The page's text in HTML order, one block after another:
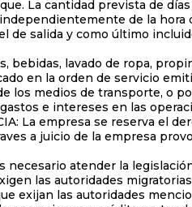
La cantidad prevista de
de la
de salida y como último
bebidas, lavado de ropa,
en la orden de servicio
los medios de transporte, o
e intereses en las
La empresa se reserva
a juicio de la empresa
necesario atender la
las autoridades
exijan las autoridades